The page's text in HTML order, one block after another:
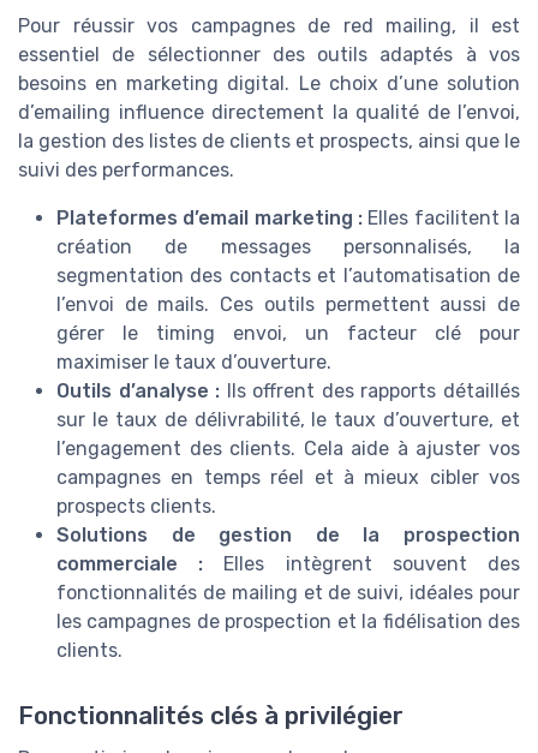
Pour réussir vos campagnes de red mailing, il est
essentiel de sélectionner des outils adaptés à vos
besoins en marketing digital. Le choix d’une solution
d’emailing influence directement la qualité de l’envoi,
la gestion des listes de clients et prospects, ainsi que le
suivi des performances.
Plateformes d’email marketing : Elles facilitent la
création de messages personnalisés, la
segmentation des contacts et l’automatisation de
l’envoi de mails. Ces outils permettent aussi de
gérer le timing envoi, un facteur clé pour
maximiser le taux d’ouverture.
Outils d’analyse : Ils offrent des rapports détaillés
sur le taux de délivrabilité, le taux d’ouverture, et
l’engagement des clients. Cela aide à ajuster vos
campagnes en temps réel et à mieux cibler vos
prospects clients.
Solutions de gestion de la prospection
commerciale : Elles intègrent souvent des
fonctionnalités de mailing et de suivi, idéales pour
les campagnes de prospection et la fidélisation des
clients.
Fonctionnalités clés à privilégier